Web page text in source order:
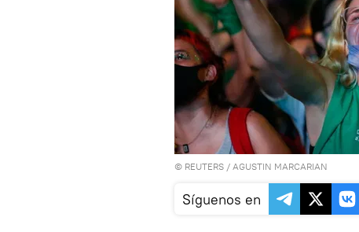
© REUTERS / AGUSTIN MARCARIAN
Síguenos en